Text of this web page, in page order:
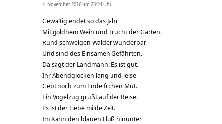
4. November 2016 um 23:24 Uhr
Gewaltig endet so das Jahr
Mit goldnem Wein und Frucht der Gärten.
Rund schweigen Wälder wunderbar
Und sind des Einsamen Gefährten.
Da sagt der Landmann: Es ist gut.
Ihr Abendglocken lang und leise
Gebt noch zum Ende frohen Mut.
Ein Vogelzug grüßt auf der Reise.
Es ist der Liebe milde Zeit.
Im Kahn den blauen Fluß hinunter